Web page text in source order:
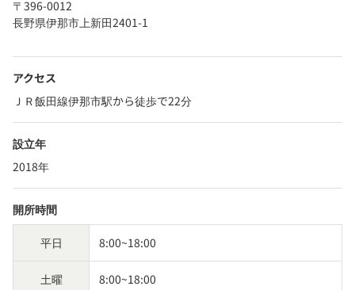
〒396-0012
長野県伊那市上新田2401-1
アクセス
ＪＲ飯田線伊那市駅から徒歩で22分
設立年
2018年
開所時間
平日 8:00~18:00
土曜 8:00~18:00